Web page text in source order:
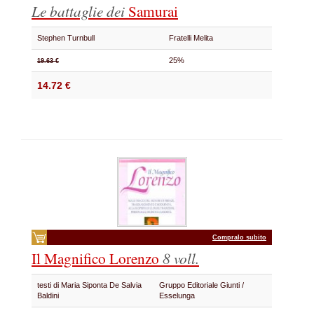
Le battaglie dei Samurai
Stephen Turnbull Fratelli Melita
19.63 € 25%
14.72 €
Compralo subito
Il Magnifico Lorenzo 8 voll.
testi di Maria Siponta De Salvia
Baldini
Gruppo Editoriale Giunti /
Esselunga